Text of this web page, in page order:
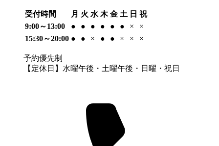
受付時間 月 火 水 木 金 土 日 祝
9:00～13:00
● ● ● ● ● ● ×
×
15:30～20:00 ● ● × ● ● × × ×
予約優先制
【定休日】水曜午後・土曜午後・日曜・祝日